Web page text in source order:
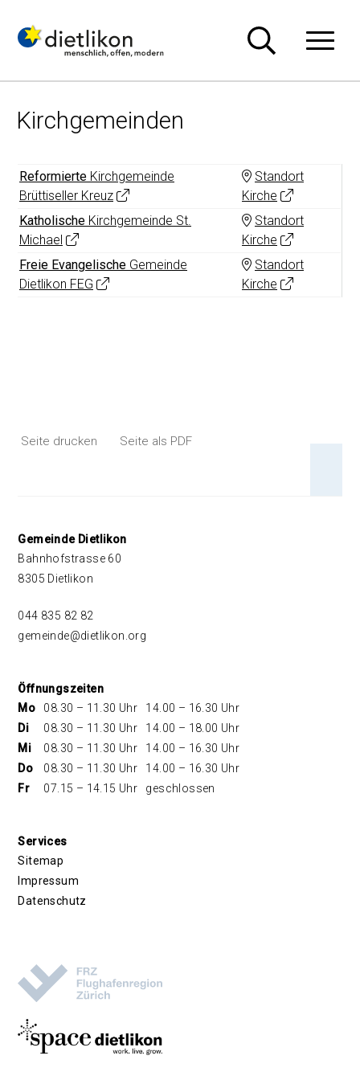
Kirchgemeinden
Reformierte Kirchgemeinde
Brüttiseller Kreuz
Standort
Kirche
Katholische Kirchgemeinde St.
Michael
Standort
Kirche
Freie Evangelische Gemeinde
Dietlikon FEG
Standort
Kirche
Seite drucken Seite als PDF
Footer
Gemeinde Dietlikon
Bahnhofstrasse 60
8305 Dietlikon
044 835 82 82
gemeinde@dietlikon.org
Öffnungszeiten
Mo
08.30 – 11.30 Uhr
14.00 – 16.30 Uhr
Di
08.30 – 11.30 Uhr
14.00 – 18.00 Uhr
Mi
08.30 – 11.30 Uhr
14.00 – 16.30 Uhr
Do
08.30 – 11.30 Uhr
14.00 – 16.30 Uhr
Fr
07.15 – 14.15 Uhr geschlossen
Services
Sitemap
Impressum
Datenschutz